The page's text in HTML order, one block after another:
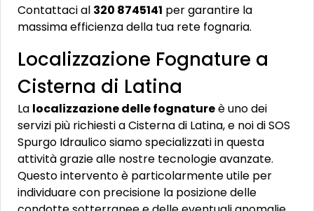
Contattaci al 320 8745141 per garantire la
massima efficienza della tua rete fognaria.
Localizzazione Fognature a
Cisterna di Latina
La localizzazione delle fognatureè uno dei
servizi più richiesti a Cisterna di Latina, e noi di SOS
Spurgo Idraulico siamo specializzati in questa
attività grazie alle nostre tecnologie avanzate.
Questo intervento è particolarmente utile per
individuare con precisione la posizione delle